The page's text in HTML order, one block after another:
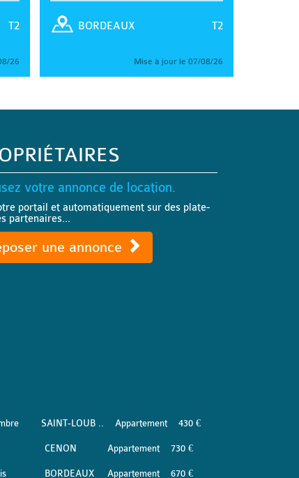
T2
26
T2
BORDEAUX
Mise à jour le 07/08/26
votre annonce de location.
portail et automatiquement sur des plate-
partenaires...
une annonce
SAINT-LOUB .. Appartement 430 €
CENON Appartement 730 €
BORDEAUX Appartement 670 €